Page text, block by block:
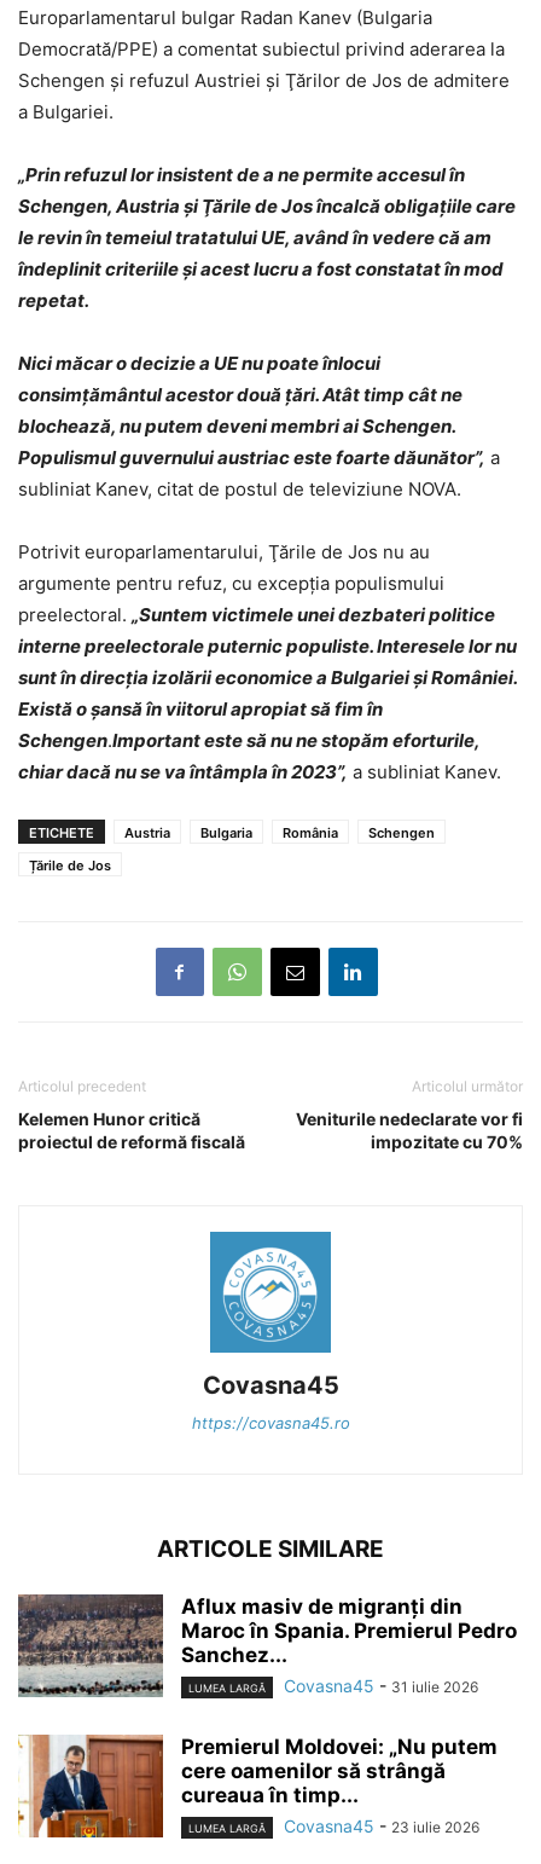
Europarlamentarul bulgar Radan Kanev (Bulgaria
Democrată/PPE) a comentat subiectul privind aderarea la
Schengen şi refuzul Austriei şi Ţărilor de Jos de admitere
a Bulgariei.
„Prin refuzul lor insistent de a ne permite accesul în
Schengen, Austria şi Ţările de Jos încalcă obligaţiile care
le revin în temeiul tratatului UE, având în vedere că am
îndeplinit criteriile şi acest lucru a fost constatat în mod
repetat.
Nici măcar o decizie a UE nu poate înlocui
consimțământul acestor două țări. Atât timp cât ne
blochează, nu putem deveni membri ai Schengen.
Populismul guvernului austriac este foarte dăunător”, a
subliniat Kanev, citat de postul de televiziune NOVA.
Potrivit europarlamentarului, Ţările de Jos nu au
argumente pentru refuz, cu excepţia populismului
preelectoral. „Suntem victimele unei dezbateri politice
interne preelectorale puternic populiste. Interesele lor nu
sunt în direcţia izolării economice a Bulgariei şi României.
Există o şansă în viitorul apropiat să fim în
Schengen.Important este să nu ne stopăm eforturile,
chiar dacă nu se va întâmpla în 2023”, a subliniat Kanev.
ETICHETE Austria Bulgaria România
Schengen
Țările de Jos
Articolul precedent
Kelemen Hunor critică
proiectul de reformă fiscală
Articolul următor
Veniturile nedeclarate vor fi
impozitate cu 70%
Covasna45
https://covasna45.ro
ARTICOLE SIMILARE
Aflux masiv de migranți din
Maroc în Spania. Premierul Pedro
Sanchez...
LUMEA LARGĂ Covasna45 - 31 iulie 2026
Premierul Moldovei: „Nu putem
cere oamenilor să strângă
cureaua în timp...
LUMEA LARGĂ Covasna45 - 23 iulie 2026